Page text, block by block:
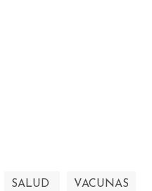
SALUD VACUNAS